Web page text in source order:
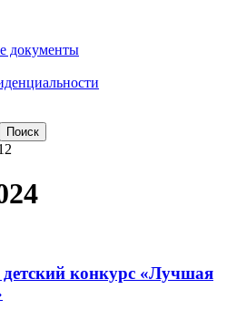
документы
конкурс «Лучшая